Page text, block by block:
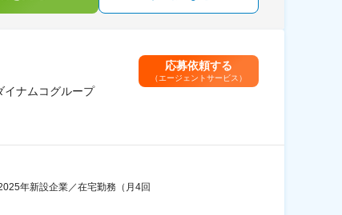
イナムコグループ
応募依頼する
（エージェントサービス）
年新設企業／在宅勤務（月4回